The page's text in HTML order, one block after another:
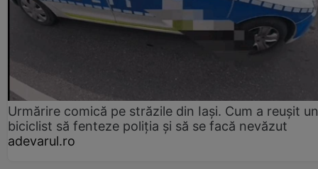
Urmărire comică pe străzile din Iași. Cum a reușit un
biciclist să fenteze poliția și să se facă nevăzut
adevarul.ro